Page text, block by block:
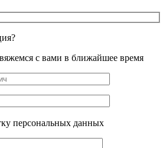
с вами в ближайшее время
персональных данных